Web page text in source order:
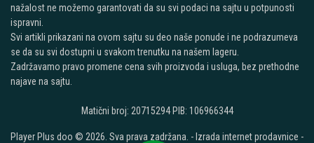
nažalost ne možemo garantovati da su svi podaci na sajtu u potpunosti
ispravni.
Svi artikli prikazani na ovom sajtu su deo naše ponude i ne podrazumeva
se da su svi dostupni u svakom trenutku na našem lageru.
Zadržavamo pravo promene cena svih proizvoda i usluga, bez prethodne
najave na sajtu.
Matični broj: 20715294 PIB: 106966344
Player Plus doo © 2026. Sva prava zadržana. - Izrada internet prodavnice -